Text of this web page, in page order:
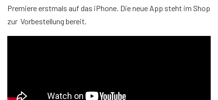
Premiere erstmals auf das iPhone. Die neue App steht im Shop
zur Vorbestellung bereit.